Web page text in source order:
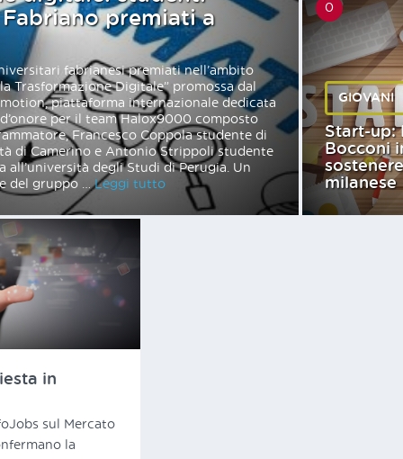
premiati a
fabrianesi premiati nell’ambito
Trasformazione Digitale” promossa dal
piattaforma internazionale dedicata
per il team Halox9000 composto
Francesco Coppola studente di
di Camerino e Antonio Strippoli studente
all’università degli Studi di Perugia. Un
del gruppo …Leggi tutto
0
GIOVANI
Start-up:
Bocconi
milanese
in
sul Mercato
la